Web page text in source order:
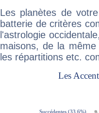
Les planètes de
batterie de critères
l'astrologie
maisons, de la
les répartitions etc.